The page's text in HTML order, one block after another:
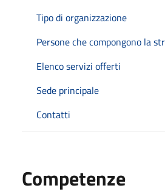
Tipo di organizzazione
Persone che compongono la
Elenco servizi offerti
Sede principale
Contatti
Competenze